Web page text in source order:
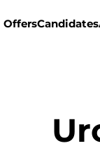
OffersCandidates